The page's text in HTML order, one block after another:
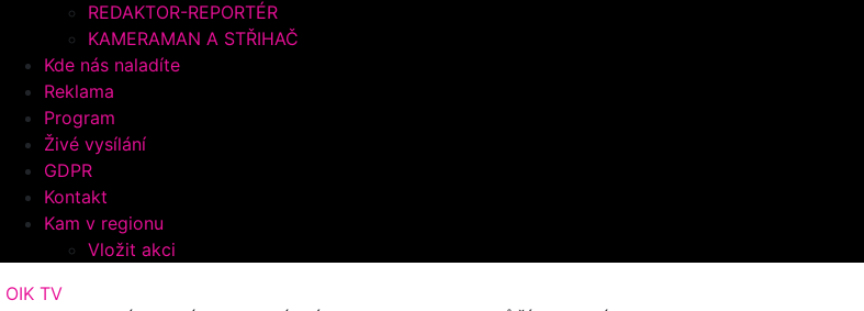
REDAKTOR-REPORTÉR
KAMERAMAN A STŘIHAČ
Kde nás naladíte
Reklama
Program
Živé vysílání
GDPR
Kontakt
Kam v regionu
Vložit akci
OIK TV